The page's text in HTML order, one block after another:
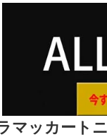
マッカート